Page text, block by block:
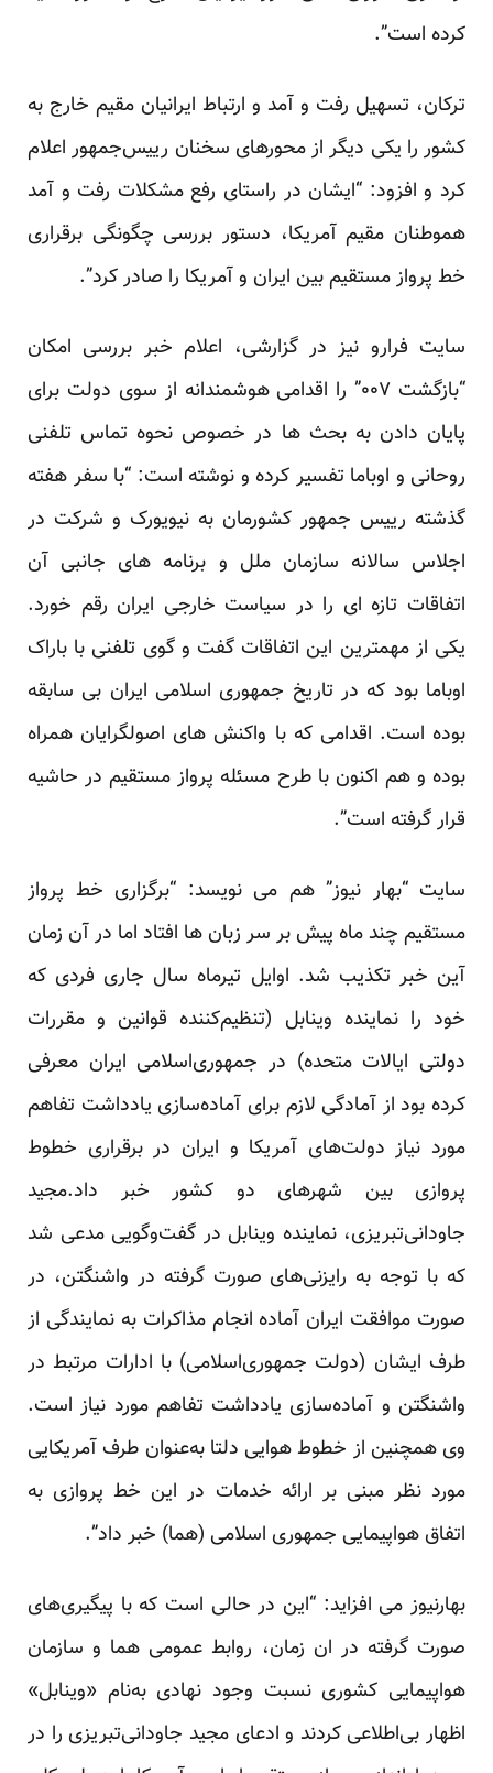
کرده است”.
ترکان، تسهیل رفت و آمد و ارتباط ایرانیان مقیم خارج به
کشور را یکی دیگر از محورهای سخنان رییس‌جمهور اعلام
کرد و افزود: “ایشان در راستای رفع مشکلات رفت و آمد
هموطنان مقیم آمریکا، دستور بررسی چگونگی برقراری
خط پرواز مستقیم بین ایران و آمریکا را صادر کرد”.
سایت فرارو نیز در گزارشی، اعلام خبر بررسی امکان
“بازگشت ۰۰۷” را اقدامی هوشمندانه از سوی دولت برای
پایان دادن به بحث ها در خصوص نحوه تماس تلفنی
روحانی و اوباما تفسیر کرده و نوشته است: “با سفر هفته
گذشته رییس جمهور کشورمان به نیویورک و شرکت در
اجلاس سالانه سازمان ملل و برنامه های جانبی آن
اتفاقات تازه ای را در سیاست خارجی ایران رقم خورد.
یکی از مهمترین این اتفاقات گفت و گوی تلفنی با باراک
اوباما بود که در تاریخ جمهوری اسلامی ایران بی سابقه
بوده است. اقدامی که با واکنش های اصولگرایان همراه
بوده و هم اکنون با طرح مسئله پرواز مستقیم در حاشیه
قرار گرفته است”.
سایت “بهار نیوز” هم می نویسد: “برگزاری خط پرواز
مستقیم چند ماه پیش بر سر زبان ها افتاد اما در آن زمان
آین خبر تکذیب شد. اوایل تیرماه سال جاری فردی که
خود را نماینده وینابل (تنظیم‌کننده قوانین و مقررات
دولتی ایالات متحده) در جمهوری‌اسلامی ایران معرفی
کرده بود از آمادگی لازم برای آماده‌سازی یادداشت تفاهم
مورد نیاز دولت‌های آمریکا و ایران در برقراری خطوط
پروازی بین شهرهای دو کشور خبر داد.مجید
جاودانی‌تبریزی، نماینده وینابل در گفت‌وگویی مدعی شد
که با توجه به رایزنی‌های صورت گرفته در واشنگتن، در
صورت موافقت ایران آماده انجام مذاکرات به نمایندگی از
طرف ایشان (دولت جمهوری‌اسلامی) با ادارات مرتبط در
واشنگتن و آماده‌سازی یادداشت تفاهم مورد نیاز است.
وی همچنین از خطوط هوایی دلتا به‌عنوان طرف آمریکایی
مورد نظر مبنی بر ارائه خدمات در این خط پروازی به
اتفاق هواپیمایی جمهوری ‌اسلامی (هما) خبر داد”.
بهارنیوز می افزاید: “این در حالی‌ است که با پیگیری‌های
صورت گرفته در ان زمان، روابط عمومی هما و سازمان
هواپیمایی کشوری نسبت وجود نهادی به‌نام «وینابل»
اظهار بی‌اطلاعی کردند و ادعای مجید جاودانی‌تبریزی را در